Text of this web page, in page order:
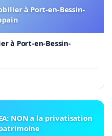
à Port-en-Bessin-
à Port-en-Bessin-
NON a la privatisation